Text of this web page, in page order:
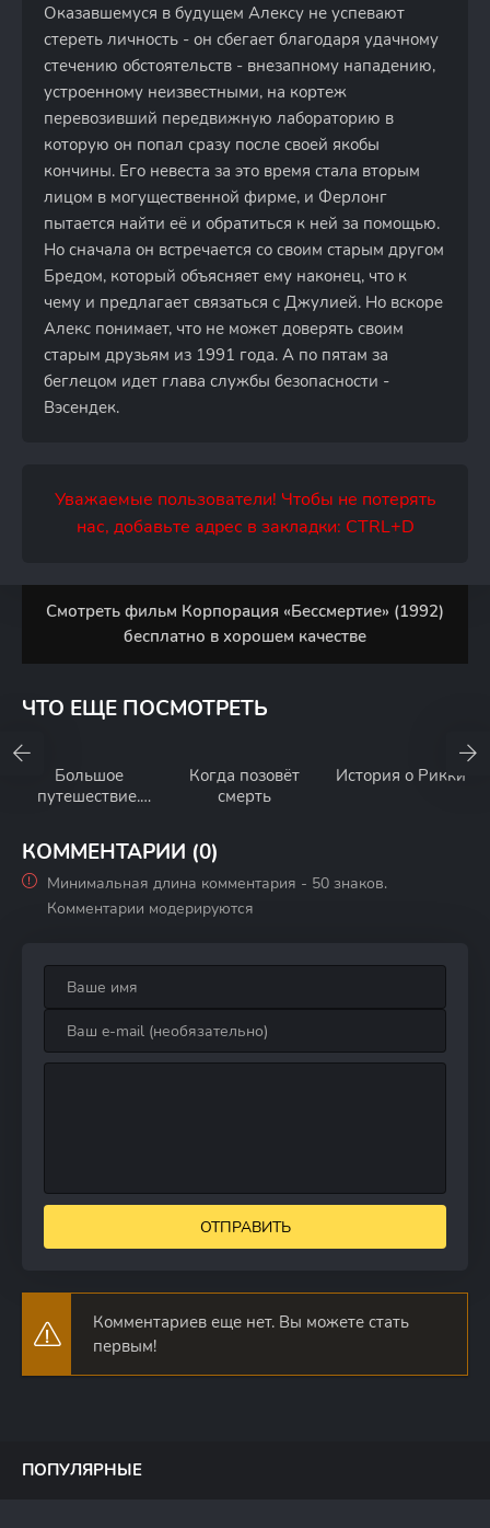
Оказавшемуся в будущем Алексу не успевают
стереть личность - он сбегает благодаря удачному
стечению обстоятельств - внезапному нападению,
устроенному неизвестными, на кортеж
перевозивший передвижную лабораторию в
которую он попал сразу после своей якобы
кончины. Его невеста за это время стала вторым
лицом в могущественной фирме, и Ферлонг
пытается найти её и обратиться к ней за помощью.
Но сначала он встречается со своим старым другом
Бредом, который объясняет ему наконец, что к
чему и предлагает связаться с Джулией. Но вскоре
Алекс понимает, что не может доверять своим
старым друзьям из 1991 года. А по пятам за
беглецом идет глава службы безопасности -
Вэсендек.
Уважаемые пользователи! Чтобы не потерять
нас, добавьте адрес в закладки: CTRL+D
Смотреть фильм Корпорация «Бессмертие» (1992)
бесплатно в хорошем качестве
ЧТО ЕЩЕ ПОСМОТРЕТЬ
Большое
путешествие.
доставка
Когда позовёт
смерть
История о Рикки
КОММЕНТАРИИ (0)
Минимальная длина комментария - 50 знаков.
Комментарии модерируются
ОТПРАВИТЬ
Комментариев еще нет. Вы можете стать
первым!
ПОПУЛЯРНЫЕ